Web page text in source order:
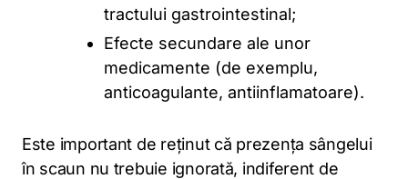
tractului gastrointestinal;
Efecte secundare ale unor
medicamente (de exemplu,
anticoagulante, antiinflamatoare).
Este important de reținut că prezența sângelui
în scaun nu trebuie ignorată, indiferent de